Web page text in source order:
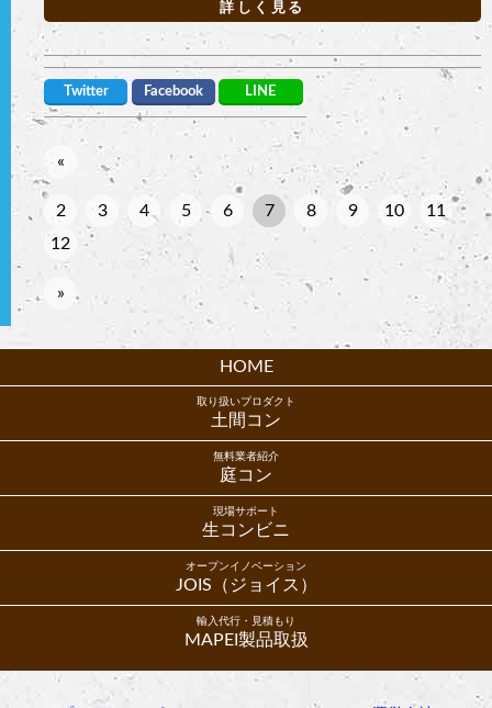
詳しく見る
Twitter Facebook LINE
«
2 3 4 5 6 7 8 9 10
11
12
»
HOME
取り扱いプロダクト
土間コン
無料業者紹介
庭コン
現場サポート
生コンビニ
オープンイノベーション
JOIS（ジョイス）
輸入代行・見積もり
MAPEI製品取扱